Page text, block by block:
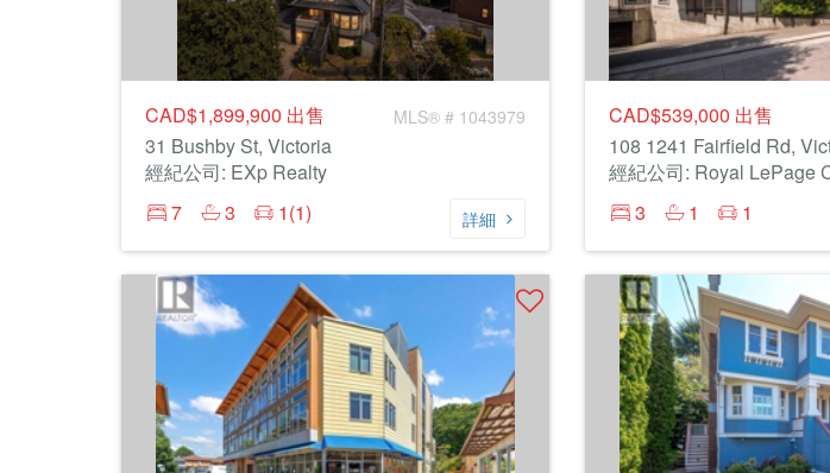
CAD$1,899,900 出售 MLS® # 1043979
31 Bushby St, Victoria
經紀公司: EXp Realty
7
3 1(1) 詳細
CAD$539,000 出售
108 1241 Fairfield Rd,
3
1 1